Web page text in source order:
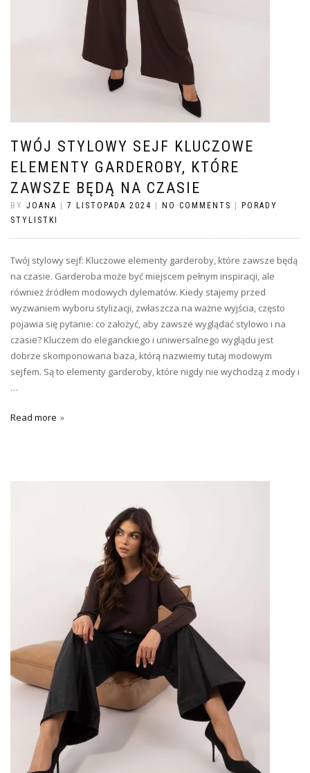
TWÓJ STYLOWY SEJF KLUCZOWE
ELEMENTY GARDEROBY, KTÓRE
ZAWSZE BĘDĄ NA CZASIE
BY JOANA | 7 LISTOPADA 2024 | NO COMMENTS | PORADY
STYLISTKI
Twój stylowy sejf: Kluczowe elementy garderoby, które zawsze będą
na czasie. Garderoba może być miejscem pełnym inspiracji, ale
również źródłem modowych dylematów. Kiedy stajemy przed
wyzwaniem wyboru stylizacji, zwłaszcza na ważne wyjścia, często
pojawia się pytanie: co założyć, aby zawsze wyglądać stylowo i na
czasie? Kluczem do eleganckiego i uniwersalnego wyglądu jest
dobrze skomponowana baza, którą nazwiemy tutaj modowym
sejfem. Są to elementy garderoby, które nigdy nie wychodzą z mody i
…
Read more